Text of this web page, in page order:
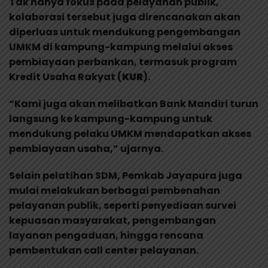
kolaborasi tersebut juga direncanakan akan
diperluas untuk mendukung pengembangan
UMKM di kampung-kampung melalui akses
pembiayaan perbankan, termasuk program
Kredit Usaha Rakyat (KUR).
“Kami juga akan melibatkan Bank Mandiri turun
langsung ke kampung-kampung untuk
mendukung pelaku UMKM mendapatkan akses
pembiayaan usaha,” ujarnya.
Selain pelatihan SDM, Pemkab Jayapura juga
mulai melakukan berbagai pembenahan
pelayanan publik, seperti penyediaan survei
kepuasan masyarakat, pengembangan
layanan pengaduan, hingga rencana
pembentukan call center pelayanan.